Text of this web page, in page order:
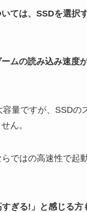
ては、SSDを選択
ムの読み込み速度
容量ですが、SSDの
ん。
らではの高速性で起
すぎる!」と感じる方